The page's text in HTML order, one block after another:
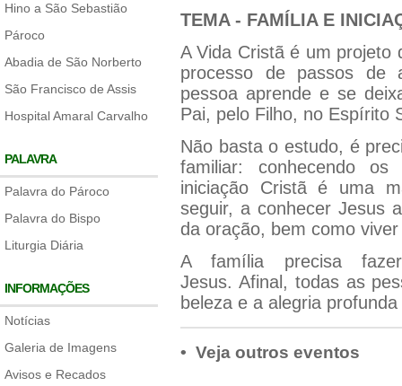
Hino a São Sebastião
Pároco
Abadia de São Norberto
São Francisco de Assis
Hospital Amaral Carvalho
PALAVRA
Palavra do Pároco
Palavra do Bispo
Liturgia Diária
INFORMAÇÕES
Notícias
Galeria de Imagens
Avisos e Recados
TEMA - FAMÍLIA E
A Vida Cristã é um projeto
processo de passos de
pessoa aprende e se
Pai, pelo Filho, no Espírito
Não basta o estudo, é
familiar: conhecendo os
iniciação Cristã é uma
seguir, a conhecer Jesus
da oração, bem como
A família precisa
Jesus. Afinal, todas as
beleza e a alegria
• Veja outros eventos